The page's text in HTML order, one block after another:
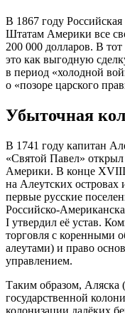
В 1867 году
Штатам Америки все
200 000 долларов. В
это как выгодную
в период «холодной
о «позоре царского
Убыточная
В 1741 году капитан
«Святой Павел» открыл
Америки. В конце XVIII
на Алеутских островах
первые русские
Российско-
I утвердил её устав.
торговля с коренными
алеутами) и право
управлением.
Таким образом, Аляска
государственной
колонизации далёких